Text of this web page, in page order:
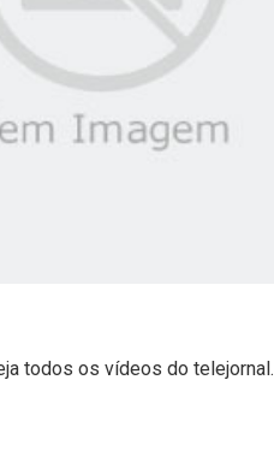
todos os vídeos do telejornal.